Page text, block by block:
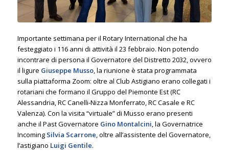
Importante settimana per il Rotary International che ha
festeggiato i 116 anni di attività il 23 febbraio. Non potendo
incontrare di persona il Governatore del Distretto 2032, ovvero
il ligure Giuseppe Musso, la riunione è stata programmata
sulla piattaforma Zoom: oltre al Club Astigiano erano collegati i
rotariani che formano il Gruppo del Piemonte Est (RC
Alessandria, RC Canelli-Nizza Monferrato, RC Casale e RC
Valenza). Con la visita “virtuale” di Musso erano presenti
anche il Past Governatore Gino Montalcini, la Governatrice
Incoming Silvia Scarrone, oltre all’assistente del Governatore,
l’astigiano Luigi Gentile.